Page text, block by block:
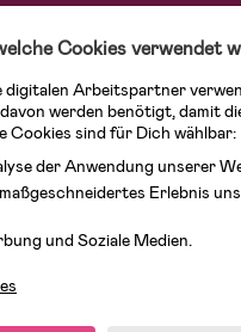
tolle Auswahl an Produkten für
beim Einkauf bei uns sicher
Babyprodukte und vieles
Schau Dich um in unserer
Cookies verwendet
digitalen Arbeitspartner
werden benötigt, damit
Cookies sind für Dich wählbar:
der Anwendung unserer
Erlebnis
und Soziale Medien.